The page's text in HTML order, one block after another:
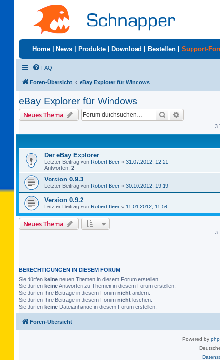
Home News Produkte Download Bestellen Support-
FAQ
Foren-Übersicht eBay Explorer für Windows
eBay Explorer für Windows
Neues Thema Suche
3
Der eBay Explorer
Letzter Beitrag von Robert Beer « 31.07.2012, 12:21
Antworten: 2
Version 0.9.3
Letzter Beitrag von Robert Beer « 30.10.2012, 19:19
Version 0.9.2
Letzter Beitrag von Robert Beer « 11.01.2012, 11:59
Neues Thema
3
BERECHTIGUNGEN IN DIESEM FORUM
Sie dürfen keine neuen Themen in diesem Forum erstellen.
Sie dürfen keineAntworten zu Themen in diesem Forum erstellen.
Sie dürfen Ihre Beiträge in diesem Forum nicht ändern.
Sie dürfen Ihre Beiträge in diesem Forum nicht löschen.
Sie dürfen keine Dateianhänge in diesem Forum erstellen.
Foren-Übersicht
Powered by